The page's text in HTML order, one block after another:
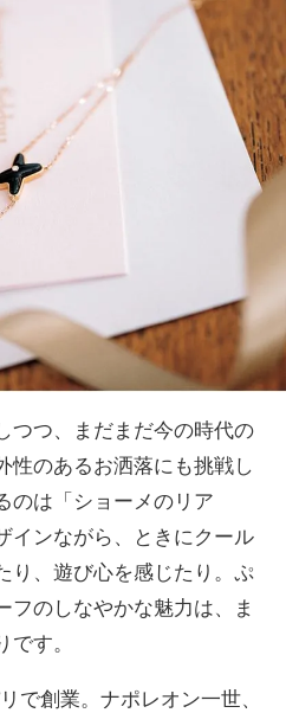
つつ、まだまだ今の時代の
性のあるお洒落にも挑戦し
のは「ショーメのリア
インながら、ときにクール
り、遊び心を感じたり。ぷ
フのしなやかな魅力は、ま
す。
で創業。ナポレオン一世、